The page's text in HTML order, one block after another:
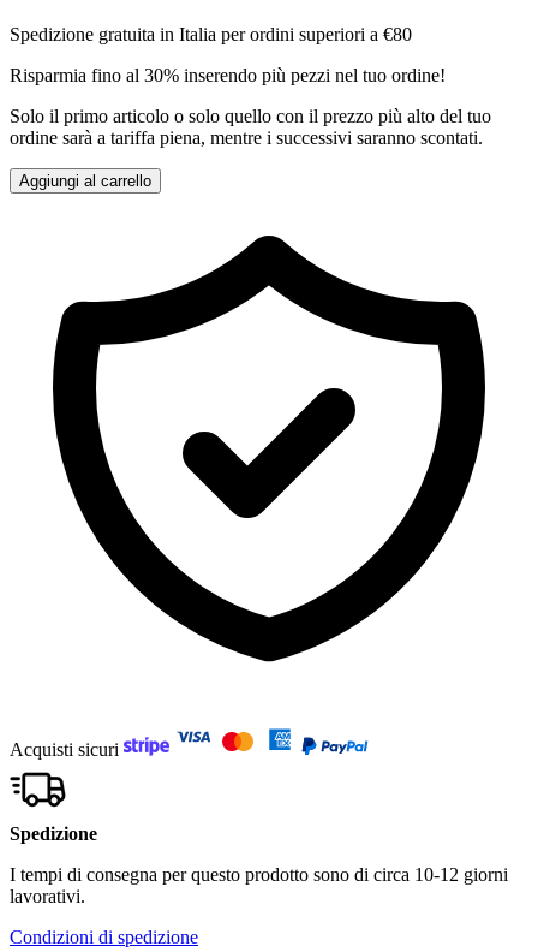
Spedizione gratuita in Italia per ordini superiori a €80
Risparmia fino al 30% inserendo più pezzi nel tuo ordine!
Solo il primo articolo o solo quello con il prezzo più alto del tuo
ordine sarà a tariffa piena, mentre i successivi saranno scontati.
Aggiungi al carrello
Acquisti sicuri
Spedizione
I tempi di consegna per questo prodotto sono di circa 10-12 giorni
lavorativi.
Condizioni di spedizione